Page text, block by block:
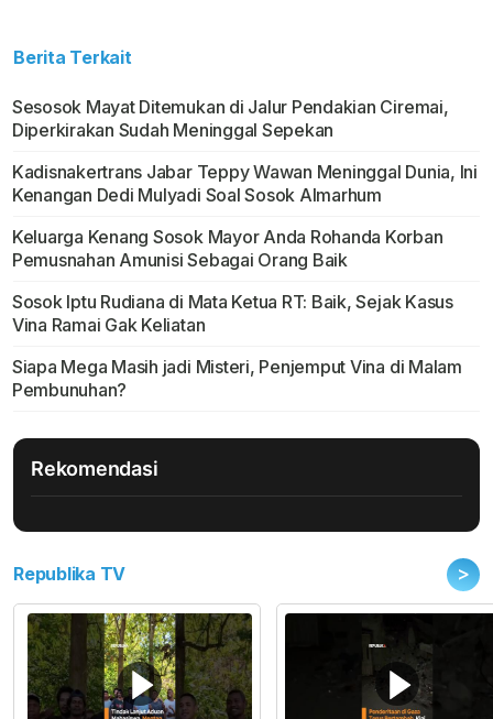
Berita Terkait
Sesosok Mayat Ditemukan di Jalur Pendakian Ciremai,
Diperkirakan Sudah Meninggal Sepekan
Kadisnakertrans Jabar Teppy Wawan Meninggal Dunia, Ini
Kenangan Dedi Mulyadi Soal Sosok Almarhum
Keluarga Kenang Sosok Mayor Anda Rohanda Korban
Pemusnahan Amunisi Sebagai Orang Baik
Sosok Iptu Rudiana di Mata Ketua RT: Baik, Sejak Kasus
Vina Ramai Gak Keliatan
Siapa Mega Masih jadi Misteri, Penjemput Vina di Malam
Pembunuhan?
Rekomendasi
Republika TV >